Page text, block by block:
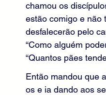
chamou os
estão comigo e não
desfalecerão pelo
“Como alguém
“Quantos pães
Então mandou que
os e ia dando aos